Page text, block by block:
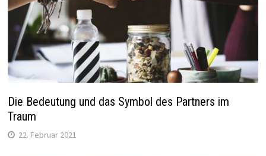
Die Bedeutung und das Symbol des Partners im
Traum
22. Februar 2021